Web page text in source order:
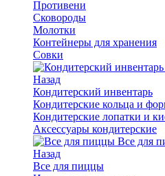
Противени
Сковороды
Молотки
Контейнеры для хранения
Совки
Назад
Кондитерский инвентарь
Кондитерские кольца и
Кондитерские лопатки и
Аксессуары кондитерские
Все для
Назад
Все для пиццы